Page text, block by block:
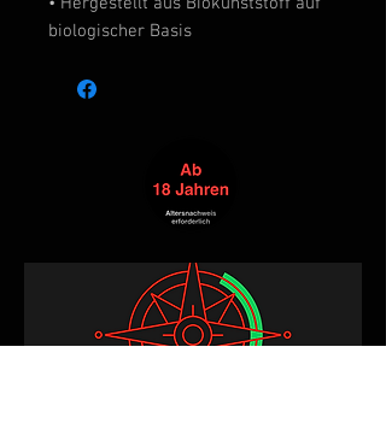
biologischer Basis